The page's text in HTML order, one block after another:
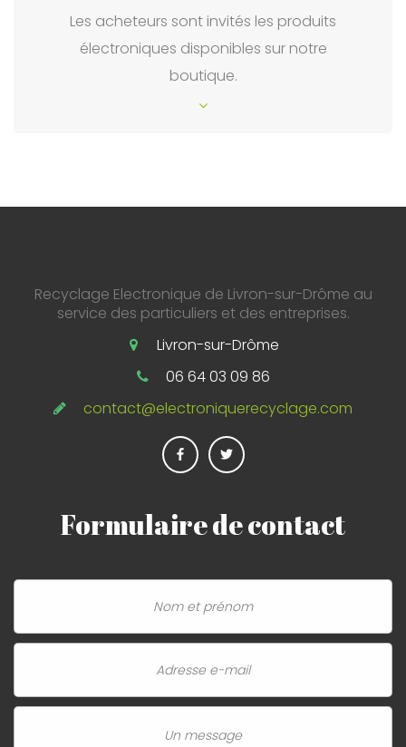
Les acheteurs sont invités les produits
électroniques disponibles sur notre
boutique.
Recyclage Electronique de Livron-sur-Drôme au
service des particuliers et des entreprises.
Livron-sur-Drôme
06 64 03 09 86
contact@electroniquerecyclage.com
Formulairedecontact